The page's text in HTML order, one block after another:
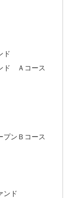
ド
ド Ａコース
ンＢコース
ンド